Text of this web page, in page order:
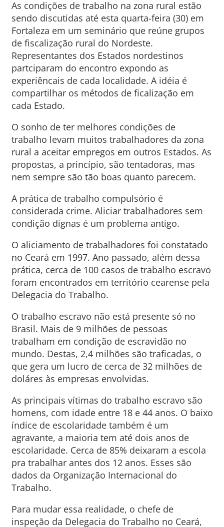
As condições de trabalho na zona rural estão
sendo discutidas até esta quarta-feira (30) em
Fortaleza em um seminário que reúne grupos
de fiscalização rural do Nordeste.
Representantes dos Estados nordestinos
partciparam do encontro expondo as
experiêncais de cada localidade. A idéia é
compartilhar os métodos de ficalização em
cada Estado.
O sonho de ter melhores condições de
trabalho levam muitos trabalhadores da zona
rural a aceitar empregos em outros Estados. As
propostas, a princípio, são tentadoras, mas
nem sempre são tão boas quanto parecem.
A prática de trabalho compulsório é
considerada crime. Aliciar trabalhadores sem
condição dignas é um problema antigo.
O aliciamento de trabalhadores foi constatado
no Ceará em 1997. Ano passado, além dessa
prática, cerca de 100 casos de trabalho escravo
foram encontrados em território cearense pela
Delegacia do Trabalho.
O trabalho escravo não está presente só no
Brasil. Mais de 9 milhões de pessoas
trabalham em condição de escravidão no
mundo. Destas, 2,4 milhões são traficadas, o
que gera um lucro de cerca de 32 milhões de
doláres às empresas envolvidas.
As principais vítimas do trabalho escravo são
homens, com idade entre 18 e 44 anos. O baixo
índice de escolaridade também é um
agravante, a maioria tem até dois anos de
escolaridade. Cerca de 85% deixaram a escola
pra trabalhar antes dos 12 anos. Esses são
dados da Organização Internacional do
Trabalho.
Para mudar essa realidade, o chefe de
inspeção da Delegacia do Trabalho no Ceará,